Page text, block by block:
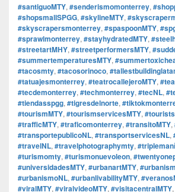
#santiguoMTY, #senderismomonterrey,
#shopsmallSPGG, #skylineMTY,
#skyscrapersmonterrey, #spaspoonMTY,
#sprawlmonterrey, #stayhydratedMTY,
#streetartMHY, #streetperformersMTY,
#summertemperaturesMTY,
#tacosmty, #tacosorinoco,
#tatuajesmonterrey, #teatrocallejeroMTY,
#tecdemonterrey, #techmonterrey, #tecNL,
#tiendasspgg, #tigresdelnorte,
#tourismMTY, #tourismservicesMTY,
#trafficMTY, #traficomonterrey, #transitoMTY,
#transportepublicoNL, #transportservicesNL,
#travelNL, #travelphotographymty,
#turismomty, #turismonuevoleon,
#universidadesMTY, #urbanartMTY,
#urbanismoNL, #urbanlivabilityMTY,
#viralMTY, #viralvideoMTY, #visitacentralMTY,